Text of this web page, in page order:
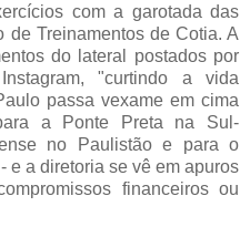
com a garotada das
de Treinamentos de Cotia. A
do lateral postados por
"curtindo a vida
passa vexame em cima
a Ponte Preta na Sul-
no Paulistão e para o
e a diretoria se vê em apuros
financeiros ou